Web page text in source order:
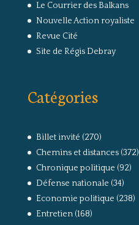
Le Courrier des Balkans
Nouvelle Action royaliste
Revue Cité
Site de Régis Debray
Catégories
Billet invité (270)
Chemins et distances(372)
Chronique politique (92)
Défense nationale (34)
Economie politique (238)
Entretien(168)